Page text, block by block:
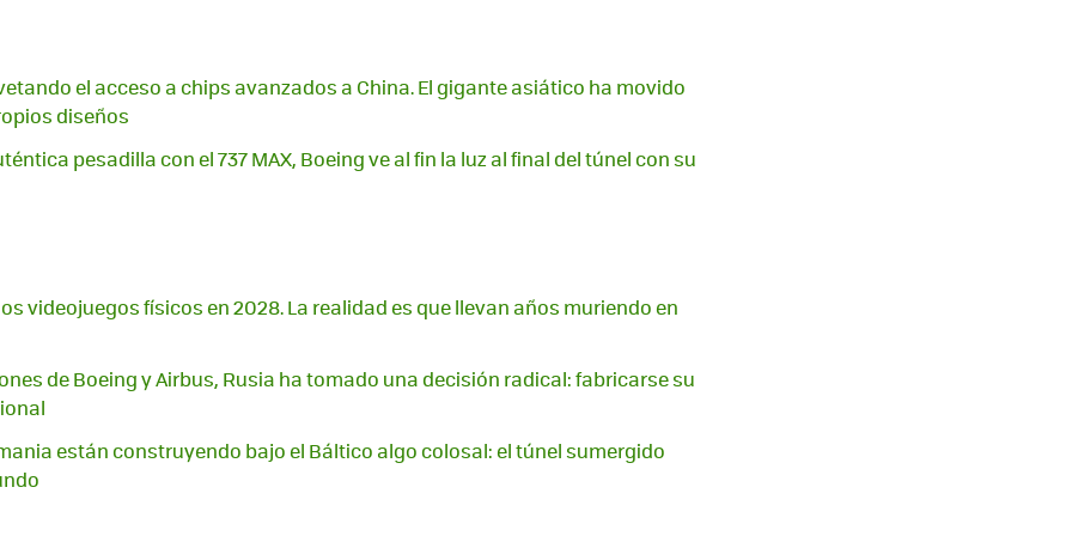
el acceso a chips avanzados a China. El gigante asiático ha movido
diseños
pesadilla con el 737 MAX, Boeing ve al fin la luz al final del túnel con su
videojuegos físicos en 2028. La realidad es que llevan años muriendo en
de Boeing y Airbus, Rusia ha tomado una decisión radical: fabricarse su
están construyendo bajo el Báltico algo colosal: el túnel sumergido